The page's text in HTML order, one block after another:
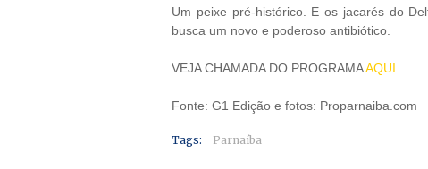
Um peixe pré-histórico. E os jacarés do
busca um novo e poderoso antibiótico.
VEJA CHAMADA DO PROGRAMAAQUI.
Fonte: G1 Edição e fotos: Proparnaiba.com
Tags: Parnaíba